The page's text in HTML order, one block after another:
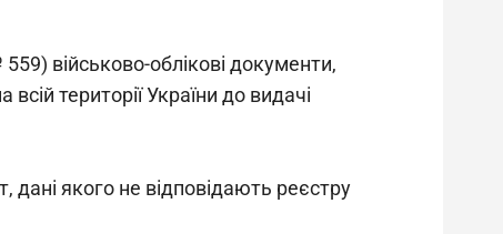
559) військово-облікові документи,
всій території України до видачі
дані якого не відповідають реєстру